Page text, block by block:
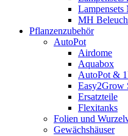
MH
Pflanzenzubehör
AutoPot
Airdome
Aquabox
AutoPot &
Easy2Grow
Ersatzteile
Flexitanks
Folien und
Gewächshäuser